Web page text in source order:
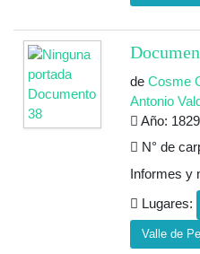
deCosme
Antonio
Año: 1829
N° de
Informes y
Lugares:
Valle de